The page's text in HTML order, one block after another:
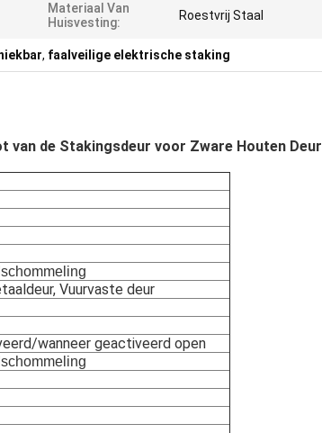
Materiaal Van
Huisvesting:
Roestvrij Staal
, faalveilige elektrische staking
van de Stakingsdeur voor Zware Houten Deur
Vuurvaste deur
wanneer geactiveerd open